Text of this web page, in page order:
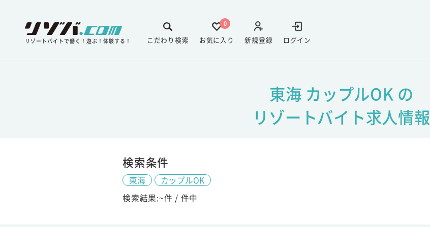
リゾートバイトで働く！遊ぶ！体験する！ ログイン
新規登録
0
お気に入り
こだわり検索
東海 カップルOK の
リゾートバイト求人情報
検索条件
東海
カップルOK
検索結果:~件 / 件中